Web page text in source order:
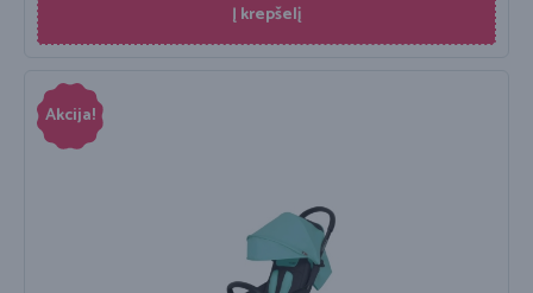
Į krepšelį
Akcija!